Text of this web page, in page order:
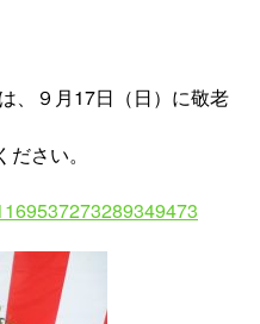
、９月17日（日）に敬老
さい。